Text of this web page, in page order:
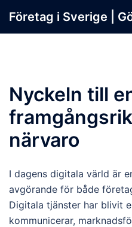
Företag i Sverige |
Nyckeln till
närvaro
I dagens digitala värld är
avgörande för både
Digitala tjänster har blivit
kommunicerar,